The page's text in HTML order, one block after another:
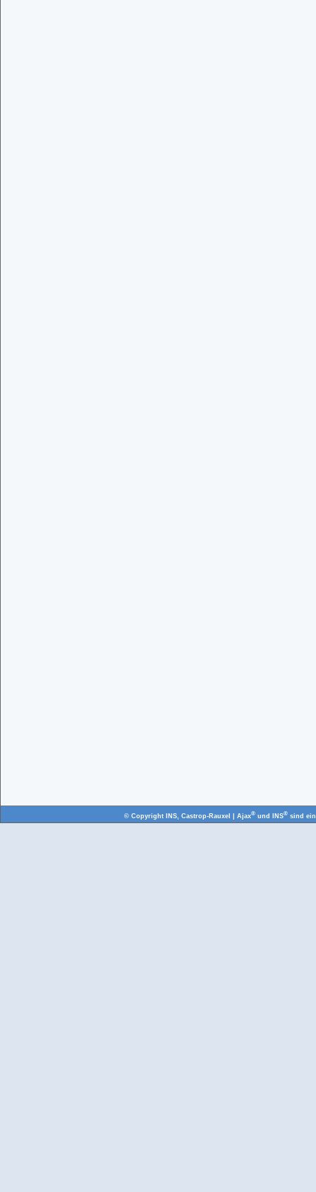
© Copyright INS, Castrop-Rauxel | Ajax®und INS®sind